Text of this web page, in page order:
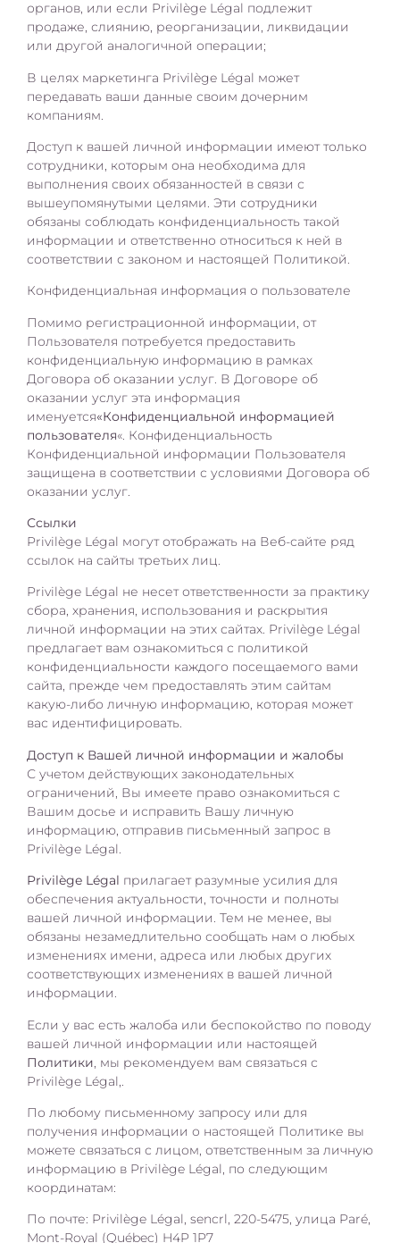
органов, или если Privilège Légal подлежит
продаже, слиянию, реорганизации, ликвидации
или другой аналогичной операции;
В целях маркетинга Privilège Légal может
передавать ваши данные своим дочерним
компаниям.
Доступ к вашей личной информации имеют только
сотрудники, которым она необходима для
выполнения своих обязанностей в связи с
вышеупомянутыми целями. Эти сотрудники
обязаны соблюдать конфиденциальность такой
информации и ответственно относиться к ней в
соответствии с законом и настоящей Политикой.
Конфиденциальная информация о пользователе
Помимо регистрационной информации, от
Пользователя потребуется предоставить
конфиденциальную информацию в рамках
Договора об оказании услуг. В Договоре об
оказании услуг эта информация
именуется«Конфиденциальной информацией
пользователя«. Конфиденциальность
Конфиденциальной информации Пользователя
защищена в соответствии с условиями Договора об
оказании услуг.
Ссылки
Privilège Légal могут отображать на Веб-сайте ряд
ссылок на сайты третьих лиц.
Privilège Légal не несет ответственности за практику
сбора, хранения, использования и раскрытия
личной информации на этих сайтах. Privilège Légal
предлагает вам ознакомиться с политикой
конфиденциальности каждого посещаемого вами
сайта, прежде чем предоставлять этим сайтам
какую-либо личную информацию, которая может
вас идентифицировать.
Доступ к Вашей личной информации и жалобы
С учетом действующих законодательных
ограничений, Вы имеете право ознакомиться с
Вашим досье и исправить Вашу личную
информацию, отправив письменный запрос в
Privilège Légal.
Privilège Légal прилагает разумные усилия для
обеспечения актуальности, точности и полноты
вашей личной информации. Тем не менее, вы
обязаны незамедлительно сообщать нам о любых
изменениях имени, адреса или любых других
соответствующих изменениях в вашей личной
информации.
Если у вас есть жалоба или беспокойство по поводу
вашей личной информации или настоящей
Политики, мы рекомендуем вам связаться с
Privilège Légal,.
По любому письменному запросу или для
получения информации о настоящей Политике вы
можете связаться с лицом, ответственным за личную
информацию в Privilège Légal, по следующим
координатам:
По почте: Privilège Légal, sencrl, 220-5475, улица Paré,
Mont-Royal (Québec) H4P 1P7